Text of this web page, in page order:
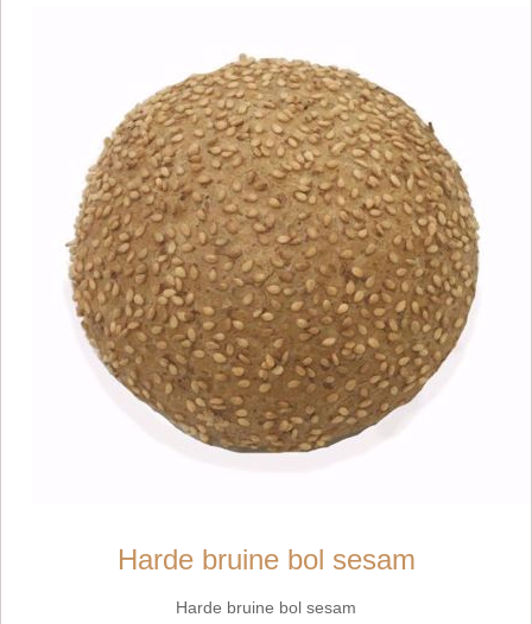
Harde bruine bol sesam
Harde bruine bol sesam